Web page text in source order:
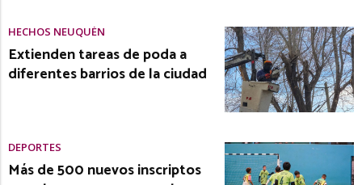
HECHOS NEUQUÉN
Extienden tareas de poda a
diferentes barrios de la ciudad
DEPORTES
Más de 500 nuevos inscriptos